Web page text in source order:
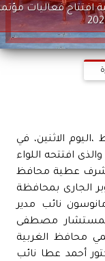
افتتاح فعاليات
الاثنين، في
فعاليات مؤتمر أسوان لمدن التعلم 2022 والذى افتتحه اللواء
أشرف عطية محافظ
خلال الفترة من 3 إلى 5 أكتوبر الجارى بمحافظة
نائب مدير
مصطفى
محافظ الغربية
أحمد عطا نائب